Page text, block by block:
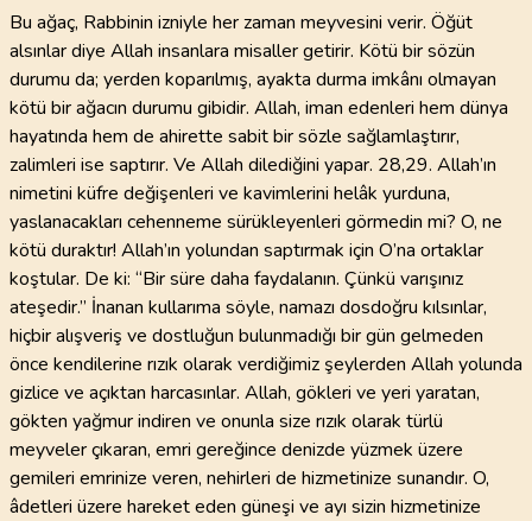
Bu ağaç, Rabbinin izniyle her zaman meyvesini verir. Öğüt
alsınlar diye Allah insanlara misaller getirir. Kötü bir sözün
durumu da; yerden koparılmış, ayakta durma imkânı olmayan
kötü bir ağacın durumu gibidir. Allah, iman edenleri hem dünya
hayatında hem de ahirette sabit bir sözle sağlamlaştırır,
zalimleri ise saptırır. Ve Allah dilediğini yapar. 28,29. Allah’ın
nimetini küfre değişenleri ve kavimlerini helâk yurduna,
yaslanacakları cehenneme sürükleyenleri görmedin mi? O, ne
kötü duraktır! Allah’ın yolundan saptırmak için O’na ortaklar
koştular. De ki: “Bir süre daha faydalanın. Çünkü varışınız
ateşedir.” İnanan kullarıma söyle, namazı dosdoğru kılsınlar,
hiçbir alışveriş ve dostluğun bulunmadığı bir gün gelmeden
önce kendilerine rızık olarak verdiğimiz şeylerden Allah yolunda
gizlice ve açıktan harcasınlar. Allah, gökleri ve yeri yaratan,
gökten yağmur indiren ve onunla size rızık olarak türlü
meyveler çıkaran, emri gereğince denizde yüzmek üzere
gemileri emrinize veren, nehirleri de hizmetinize sunandır. O,
âdetleri üzere hareket eden güneşi ve ayı sizin hizmetinize